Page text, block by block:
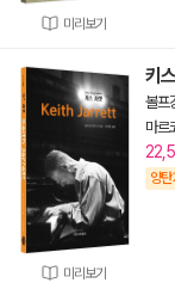
미리보기
미리보기
키
볼프
마르
양